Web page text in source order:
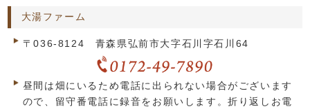
大湯ファーム
〒036-8124 青森県弘前市大字石川字石川64
昼間は畑にいるため電話に出られない場合がございます
ので、留守番電話に録音をお願いします。折り返しお電